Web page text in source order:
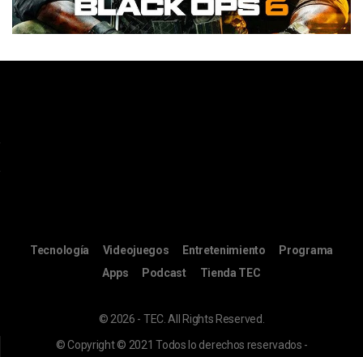
Tecnología Videojuegos Entretenimiento
Programa
Apps
Podcast Tienda TEC
© 2026 - TEC. All Rights Reserved.
© Copyright © 2021 Todos lo derechos reservados -